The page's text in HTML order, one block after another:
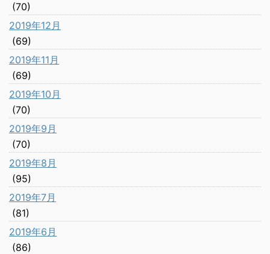
(70)
2019年12月
(69)
2019年11月
(69)
2019年10月
(70)
2019年9月
(70)
2019年8月
(95)
2019年7月
(81)
2019年6月
(86)